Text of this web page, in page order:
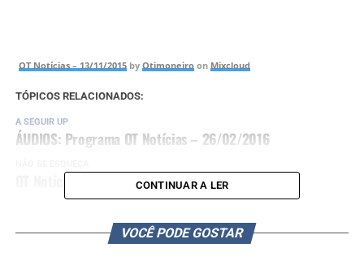
OT Notícias – 13/11/2015by Otimoneiroon Mixcloud
TÓPICOS RELACIONADOS:
A SEGUIR UP
ÁUDIOS: Programa OT Notícias – 26/02/2016
OT Notícias – 07/10/2015CONTINUAR A LER
VOCÊ PODE GOSTAR